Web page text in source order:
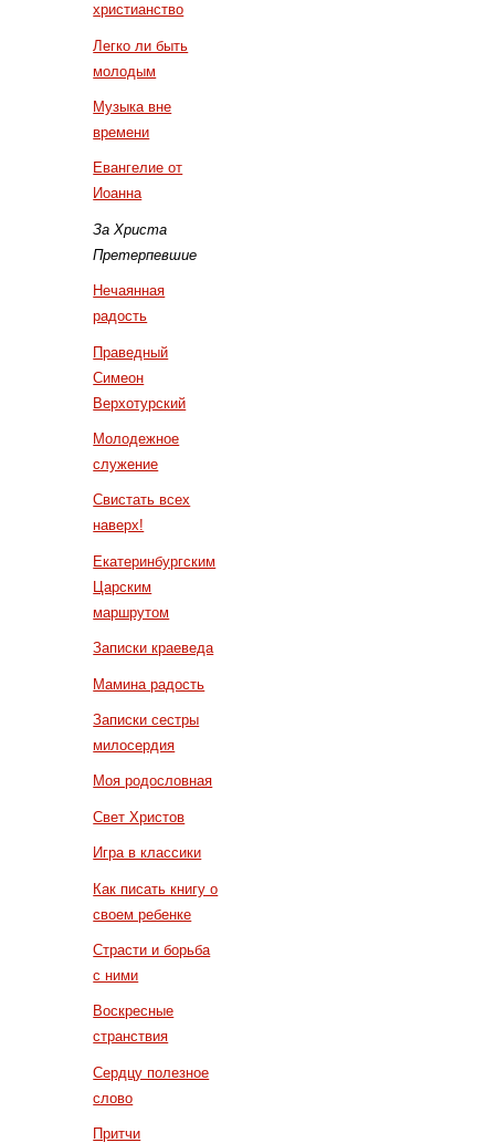
христианство
Легко ли быть
молодым
Музыка вне
времени
Евангелие от
Иоанна
За Христа
Претерпевшие
Нечаянная
радость
Праведный
Симеон
Верхотурский
Молодежное
служение
Свистать всех
наверх!
Екатеринбургским
Царским
маршрутом
Записки краеведа
Мамина радость
Записки сестры
милосердия
Моя родословная
Свет Христов
Игра в классики
Как писать книгу о
своем ребенке
Страсти и борьба
с ними
Воскресные
странствия
Сердцу полезное
слово
Притчи